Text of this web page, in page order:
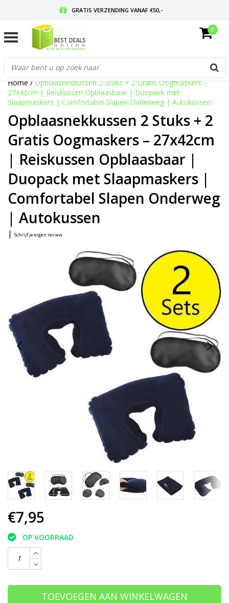
GRATIS VERZENDING VANAF €50,-
GRATIS RETOURNEREN EN 30 DAGEN BEDENKTIJD
0
Home/Opblaasnekkussen 2 Stuks + 2 Gratis Oogmaskers –
27x42cm | Reiskussen Opblaasbaar | Duopack met
Slaapmaskers | Comfortabel Slapen Onderweg | Autokussen
Opblaasnekkussen 2 Stuks + 2
Gratis Oogmaskers – 27x42cm
| Reiskussen Opblaasbaar |
Duopack met Slaapmaskers |
Comfortabel Slapen Onderweg
| Autokussen
| Schrijf je eigen review
€7,95
OP VOORRAAD
TOEVOEGEN AAN WINKELWAGEN